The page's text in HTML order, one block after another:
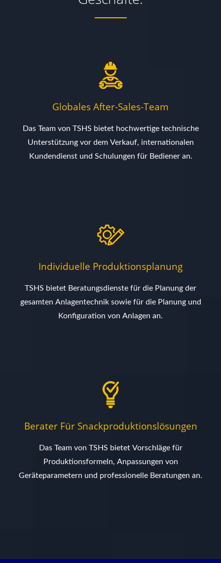
Globales After-Sales-Team
Das Team von TSHS bietet hochwertige technische
Unterstützung vor dem Verkauf, internationalen
Kundendienst und Schulungen für Bediener an.
Individuelle Produktionsplanung
TSHS bietet Beratungsdienste für die Planung der
gesamten Anlagentechnik sowie für die Planung und
Konfiguration von Anlagen an.
Berater Für Snackproduktionslösungen
Das Team von TSHS bietet Vorschläge für
Produktionsformeln, Anpassungen von
Geräteparametern und professionelle Beratungen an.